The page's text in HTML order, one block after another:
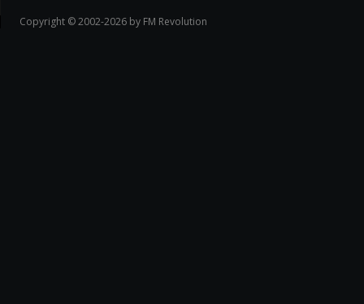
Copyright © 2002-2026 by FM Revolution